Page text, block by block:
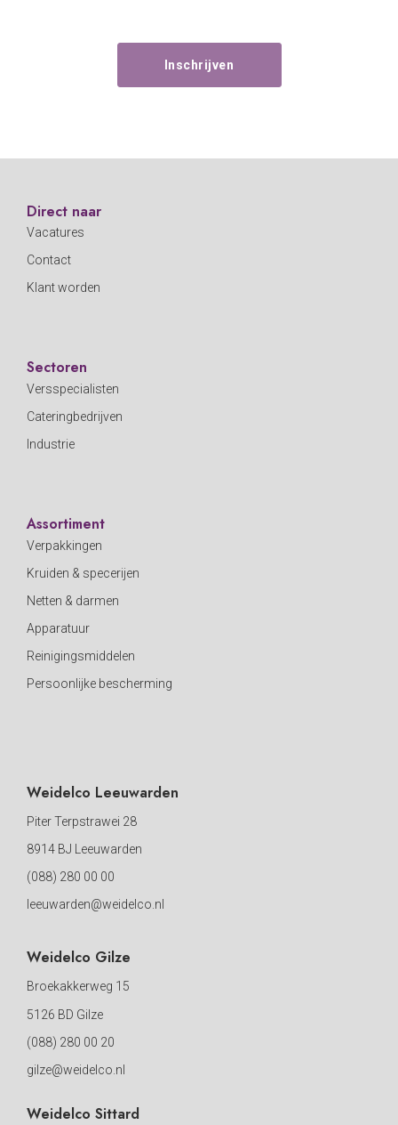
Direct naar
Vacatures
Contact
Klant worden
Sectoren
Versspecialisten
Cateringbedrijven
Industrie
Assortiment
Verpakkingen
Kruiden & specerijen
Netten & darmen
Apparatuur
Reinigingsmiddelen
Persoonlijke bescherming
Weidelco Leeuwarden
Piter Terpstrawei 28
8914 BJ Leeuwarden
(088) 280 00 00
leeuwarden@weidelco.nl
Weidelco Gilze
Broekakkerweg 15
5126 BD Gilze
(088) 280 00 20
gilze@weidelco.nl
Weidelco Sittard